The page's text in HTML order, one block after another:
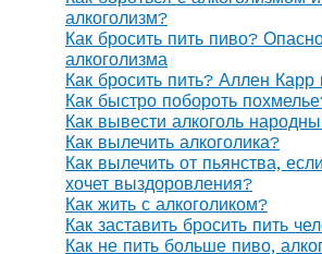
алкоголизм?
Как бросить пить пиво?
алкоголизма
Как бросить пить? Аллен Карр
Как быстро побороть
Как вывести алкоголь
Как вылечить алкоголика?
Как вылечить от пьянства,
хочет выздоровления?
Как жить с алкоголиком?
Как заставить бросить пить
Как не пить больше пиво,